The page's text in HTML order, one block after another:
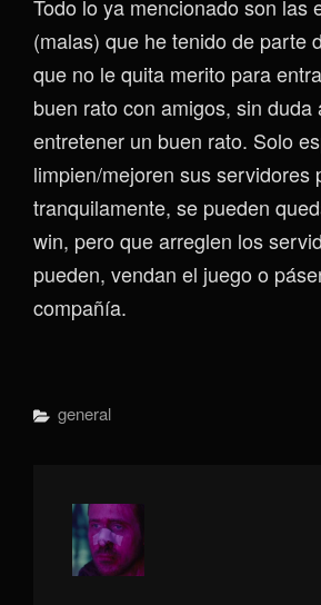
Todo lo ya mencionado son las
(malas) que he tenido de parte
que no le quita merito para
buen rato con amigos, sin duda
entretener un buen rato. Solo
limpien/mejoren sus servidores
tranquilamente, se pueden
win, pero que arreglen los
pueden, vendan el juego o
compañía.
Categorías
General